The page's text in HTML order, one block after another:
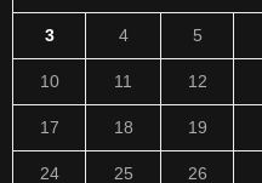
3 4 5
10 11 12
17 18 19
24 25 26